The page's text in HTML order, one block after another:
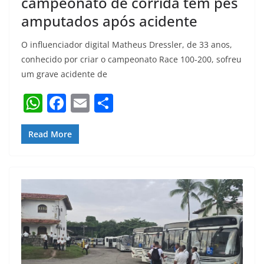
amputados após acidente
O influenciador digital Matheus Dressler, de 33 anos,
conhecido por criar o campeonato Race 100-200, sofreu
um grave acidente de
W
h
at
A
p
p
F
a
c
b
o
o
k
E
Read More